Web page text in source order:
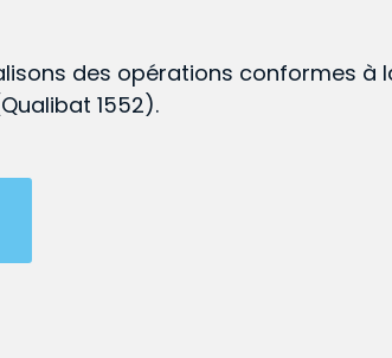
des opérations conformes à
1552).